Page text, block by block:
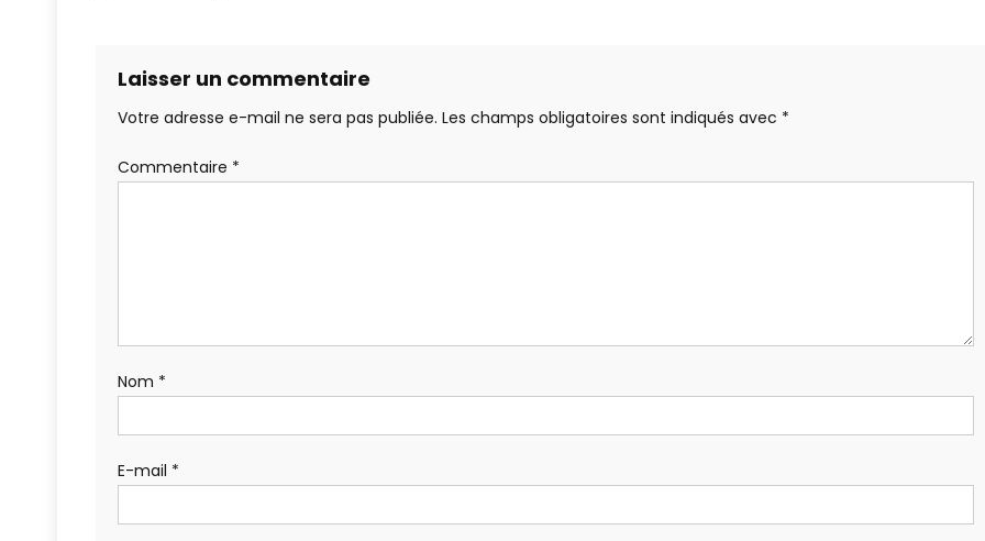
Laisser un commentaire
Votre adresse e-mail ne sera pas publiée. Les champs obligatoires sont indiqués avec *
Commentaire *
Nom *
E-mail *